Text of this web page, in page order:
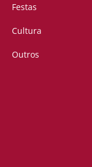
Festas
Cultura
Outros